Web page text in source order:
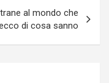
al mondo che
di cosa sanno